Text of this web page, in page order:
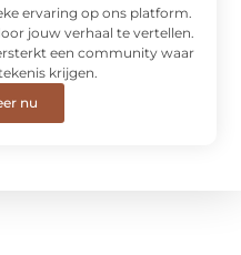
ervaring op ons platform.
jouw verhaal te vertellen.
een community waar
krijgen.
nu